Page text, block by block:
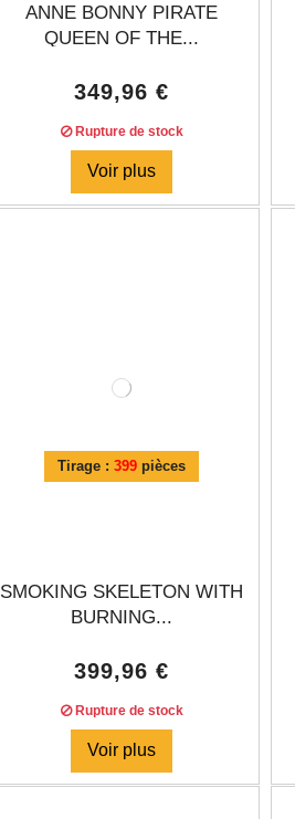
ANNE BONNY PIRATE
QUEEN OF THE...
349,96 €
Rupture de stock
Voir plus
Tirage :399 pièces
SMOKING SKELETON WITH
BURNING...
399,96 €
Rupture de stock
Voir plus